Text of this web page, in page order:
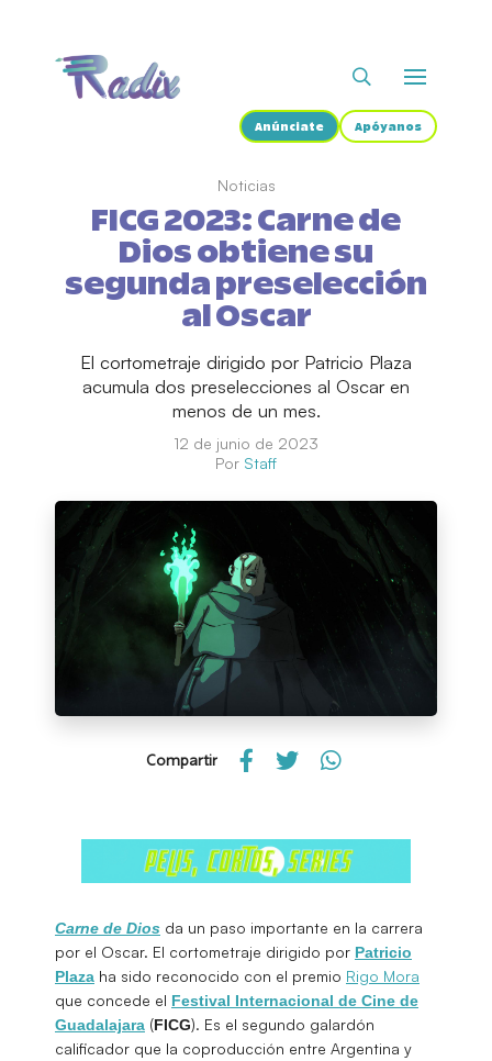
Anúnciate Apóyanos
Noticias
FICG 2023: Carne de
Dios obtiene su
segunda preselección
al Oscar
El cortometraje dirigido por Patricio Plaza
acumula dos preselecciones al Oscar en
menos de un mes.
12 de junio de 2023
Por Staff
Compartir
Carne de Dios da un paso importante en la carrera
por el Oscar. El cortometraje dirigido por Patricio
Plaza ha sido reconocido con el premio Rigo Mora
que concede el Festival Internacional de Cine de
Guadalajara (FICG). Es el segundo galardón
calificador que la coproducción entre Argentina y